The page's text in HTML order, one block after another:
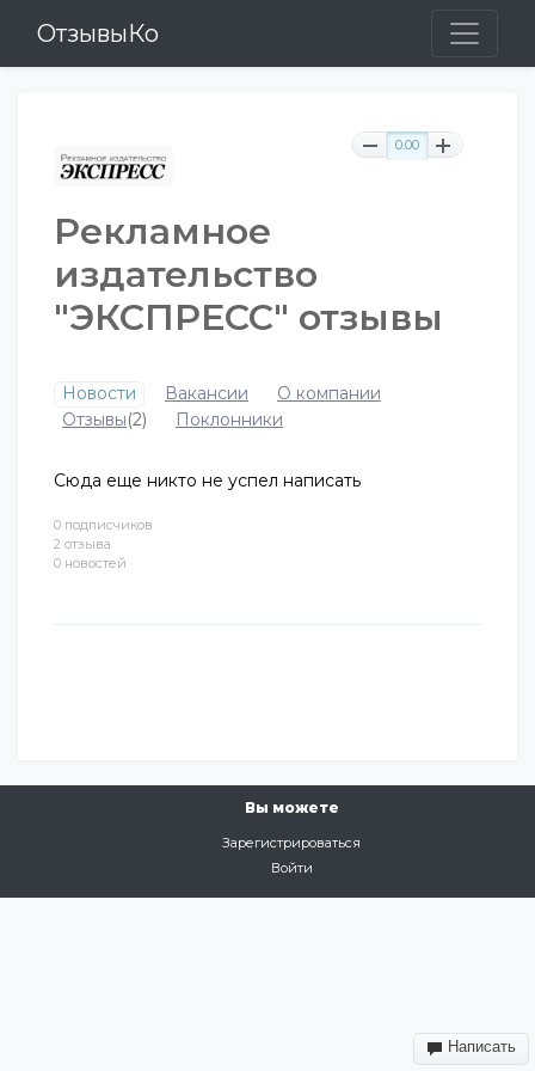
ОтзывыКо
0 подписчиков
2 отзыва
0 новостей
0.00
Рекламное
издательство
"ЭКСПРЕСС" отзывы
Новости Вакансии
О компании
Отзывы(2) Поклонники
Сюда еще никто не успел написать
Вы можете
Зарегистрироваться
Войти
Написать